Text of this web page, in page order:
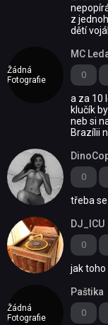
z
dětí
Žádná
Fotografie
0
MC
a za 10
klučík
neb si
Brazílii
0
třeba
0
DJ_ICU
jak toho
Žádná
Fotografie
0
Paštika